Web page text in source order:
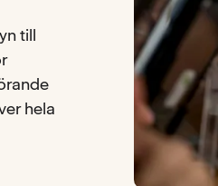
till
hela